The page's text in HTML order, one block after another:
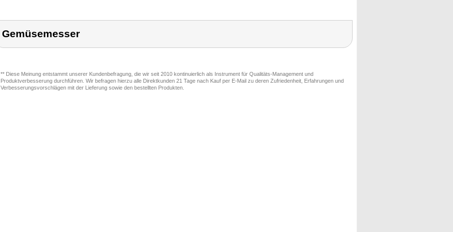
Gemüsemesser
** Diese Meinung entstammt unserer Kundenbefragung, die wir seit 2010 kontinuierlich als Instrument für Qualitäts-Management und
Produktverbesserung durchführen. Wir befragen hierzu alle Direktkunden 21 Tage nach Kauf per E-Mail zu deren Zufriedenheit, Erfahrungen und
Verbesserungsvorschlägen mit der Lieferung sowie den bestellten Produkten.